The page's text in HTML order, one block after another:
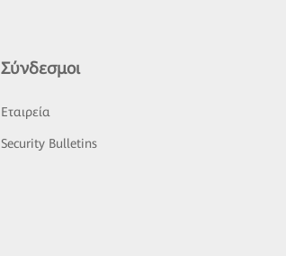
Σύνδεσμοι
Εταιρεία
Security Bulletins